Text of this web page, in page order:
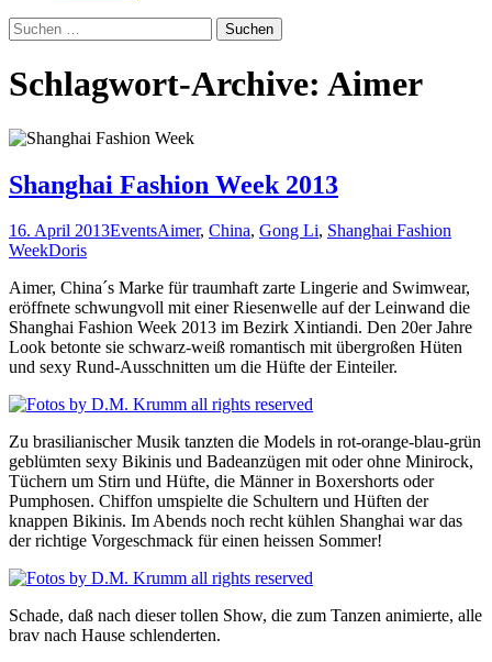
Suchen
nach:
Schlagwort-Archive: Aimer
Shanghai Fashion Week 2013
16. April 2013EventsAimer, China, Gong Li, Shanghai Fashion
WeekDoris
Aimer, China´s Marke für traumhaft zarte Lingerie and Swimwear,
eröffnete schwungvoll mit einer Riesenwelle auf der Leinwand die
Shanghai Fashion Week 2013 im Bezirk Xintiandi. Den 20er Jahre
Look betonte sie schwarz-weiß romantisch mit übergroßen Hüten
und sexy Rund-Ausschnitten um die Hüfte der Einteiler.
Zu brasilianischer Musik tanzten die Models in rot-orange-blau-grün
geblümten sexy Bikinis und Badeanzügen mit oder ohne Minirock,
Tüchern um Stirn und Hüfte, die Männer in Boxershorts oder
Pumphosen. Chiffon umspielte die Schultern und Hüften der
knappen Bikinis. Im Abends noch recht kühlen Shanghai war das
der richtige Vorgeschmack für einen heissen Sommer!
Schade, daß nach dieser tollen Show, die zum Tanzen animierte, alle
brav nach Hause schlenderten.